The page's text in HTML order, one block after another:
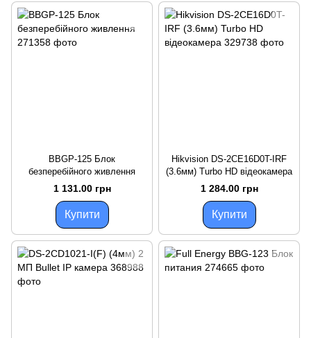
BBGP-125 Блок
безперебійного живлення
1 131.00 грн
Купити
Hikvision DS-2CE16D0T-IRF
(3.6мм) Turbo HD відеокамера
1 284.00 грн
Купити